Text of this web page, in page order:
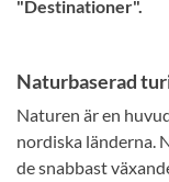
"Destinationer".
Naturbaserad
Naturen är en
nordiska länderna.
de snabbast